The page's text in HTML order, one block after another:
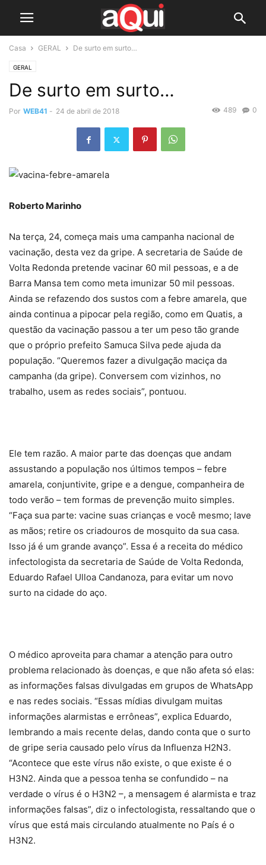
Casa GERAL De surto em surto…
GERAL
De surto em surto…
Por WEB41 - 24 de abril de 2018 0
489
Roberto Marinho
Na terça, 24, começa mais uma campanha nacional de
vacinação, desta vez da gripe. A secretaria de Saúde de
Volta Redonda pretende vacinar 60 mil pessoas, e a de
Barra Mansa tem como meta imunizar 50 mil pessoas.
Ainda se refazendo dos sustos com a febre amarela, que
ainda continua a pipocar pela região, como em Quatis, a
questão da vacinação passou a ter um peso tão grande
que o próprio prefeito Samuca Silva pede ajuda da
população. “Queremos fazer a divulgação maciça da
campanha (da gripe). Conversem com vizinhos, no
trabalho, usem as redes sociais”, pontuou.
Ele tem razão. A maior parte das doenças que andam
assustando a população nos últimos tempos – febre
amarela, conjuntivite, gripe e a dengue, companheira de
todo verão – tem formas de prevenção muito simples.
“Faça sua parte: vacine suas crianças e você mesmo; lave
as mãos; retire os criadouros de mosquito da sua casa.
Isso já é um grande avanço”. Essa é a receita do médico
infectologista da secretaria de Saúde de Volta Redonda,
Eduardo Rafael Ulloa Candanoza, para evitar um novo
surto na cidade do aço.
O médico aproveita para chamar a atenção para outro
problema relacionado às doenças, e que não afeta só elas:
as informações falsas divulgadas em grupos de WhatsApp
e nas redes sociais. “Essas mídias divulgam muitas
informações alarmistas e errôneas”, explica Eduardo,
lembrando a mais recente delas, dando conta que o surto
de gripe seria causado pelo vírus da Influenza H2N3.
“Acontece que este vírus não existe, o que existe é o
H3N2. Ainda que a pessoa tenha se confundido – na
verdade o vírus é o H3N2 –, a mensagem é alarmista e traz
informações falsas”, diz o infectologista, ressaltando que o
vírus que está mais circulando atualmente no País é o
H3N2.